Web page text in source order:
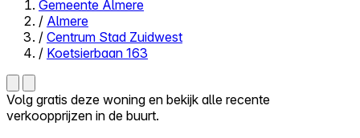
Close menu
Zelf kopen
Gemeente Almere
/ Almere
/ Centrum Stad Zuidwest
/ Koetsierbaan 163
Volg gratis deze woning en bekijk alle recente
verkoopprijzen in de buurt.